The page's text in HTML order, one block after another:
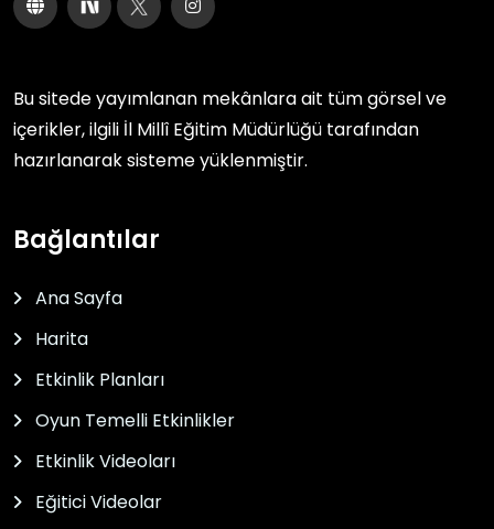
Bu sitede yayımlanan mekânlara ait tüm görsel ve
içerikler, ilgili İl Millî Eğitim Müdürlüğü tarafından
hazırlanarak sisteme yüklenmiştir.
Bağlantılar
Ana Sayfa
Harita
Etkinlik Planları
Oyun Temelli Etkinlikler
Etkinlik Videoları
Eğitici Videolar